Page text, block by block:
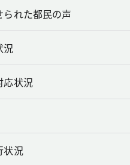
られた都民の声
況
応状況
状況